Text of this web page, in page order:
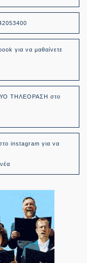
για να μαθαίνετε
ΤΗΛΕΟΡΑΣΗ στο
instagram για να